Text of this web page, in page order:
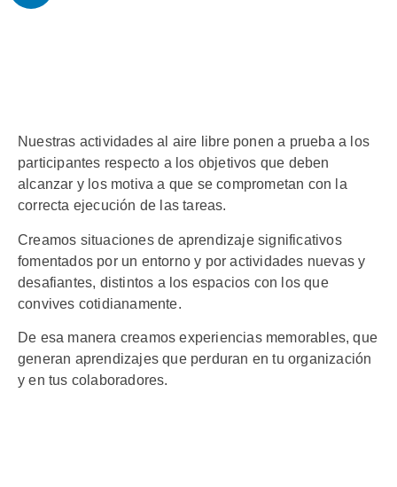
Nuestras actividades al aire libre ponen a prueba a los
participantes respecto a los objetivos que deben
alcanzar y los motiva a que se comprometan con la
correcta ejecución de las tareas.
Creamos situaciones de aprendizaje significativos
fomentados por un entorno y por actividades nuevas y
desafiantes, distintos a los espacios con los que
convives cotidianamente.
De esa manera creamos experiencias memorables, que
generan aprendizajes que perduran en tu organización
y en tus colaboradores.